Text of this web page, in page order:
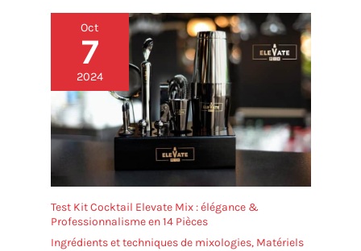
Oct
7
2024
Test Kit Cocktail Elevate Mix : élégance &
Professionnalisme en 14 Pièces
Ingrédients et techniques de mixologies, Matériels